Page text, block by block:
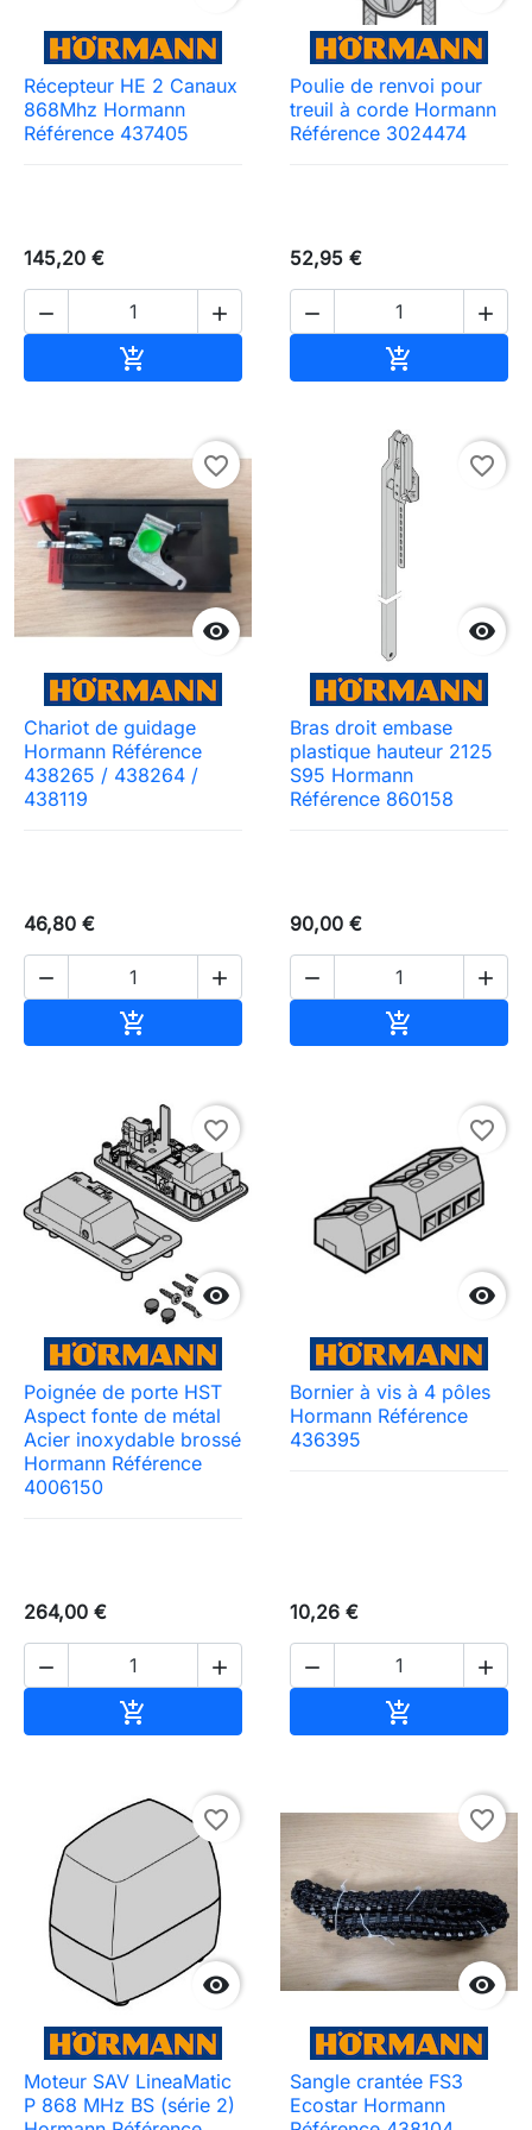
Récepteur HE 2 Canaux
868Mhz Hormann
Référence 437405
145,20 €
 

Poulie de renvoi pour
treuil à corde Hormann
Référence 3024474
52,95 €
 


favorite_border
Chariot de guidage
Hormann Référence
438265 / 438264 /
438119
46,80 €
 


favorite_border
Bras droit embase
plastique hauteur 2125
S95 Hormann
Référence 860158
90,00 €
 


favorite_border
Poignée de porte HST
Aspect fonte de métal
Acier inoxydable brossé
Hormann Référence
4006150
264,00 €
 


favorite_border
Bornier à vis à 4 pôles
Hormann Référence
436395
10,26 €
 


favorite_border
Moteur SAV LineaMatic
P 868 MHz BS (série 2)

favorite_border
Sangle crantée FS3
Ecostar Hormann